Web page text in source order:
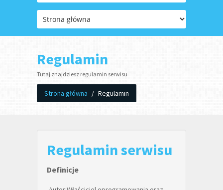
Regulamin
Tutaj znajdziesz regulamin serwisu
Strona główna / Regulamin
Regulamin serwisu
Definicje